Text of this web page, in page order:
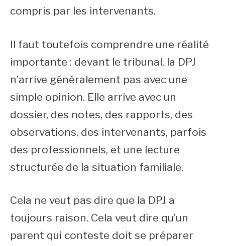
compris par les intervenants.
Il faut toutefois comprendre une réalité
importante : devant le tribunal, la DPJ
n’arrive généralement pas avec une
simple opinion. Elle arrive avec un
dossier, des notes, des rapports, des
observations, des intervenants, parfois
des professionnels, et une lecture
structurée de la situation familiale.
Cela ne veut pas dire que la DPJ a
toujours raison. Cela veut dire qu’un
parent qui conteste doit se préparer